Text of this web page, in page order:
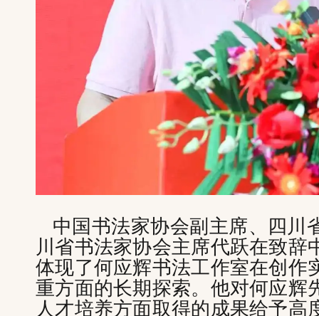
中国书法家协会副主席、四川
川省书法家协会主席代跃在致辞
体现了何应辉书法工作室在创作
重方面的长期探索。他对何应辉
人才培养方面取得的成果给予高